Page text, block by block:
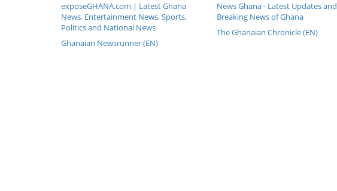
exposeGHANA.com | Latest Ghana
News, Entertainment News, Sports,
Politics and National News
Ghanaian Newsrunner (EN)
News Ghana - Latest Updates and
Breaking News of Ghana
The Ghanaian Chronicle (EN)